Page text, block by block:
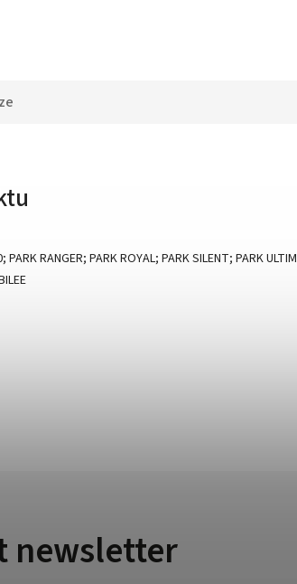
RANGER; PARK ROYAL; PARK SILENT; PARK
newsletter